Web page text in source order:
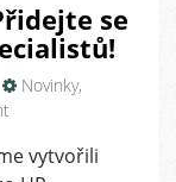
se
Novinky,
cizince?
vytvořili